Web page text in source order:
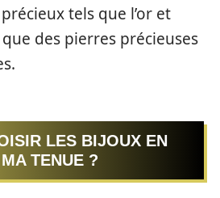
tels que l’or et
des pierres précieuses
LES BIJOUX EN
TENUE ?